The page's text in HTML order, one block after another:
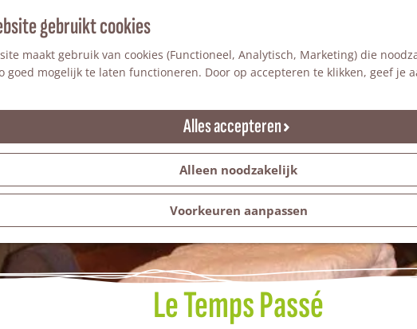
gebruikt cookies
maakt gebruik van cookies (Functioneel, Analytisch, Marketing) die
goed mogelijk te laten functioneren. Door op accepteren te klikken, geef je
Alles accepteren
Alleen noodzakelijk
Voorkeuren aanpassen
Le Temps Passé